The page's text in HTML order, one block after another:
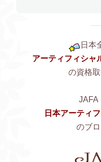
日本
アーティフィシャ
の資格
JAFA
日本アーティ
のブ